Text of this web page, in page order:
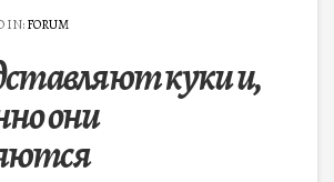
IN:FORUM
куки и,
они